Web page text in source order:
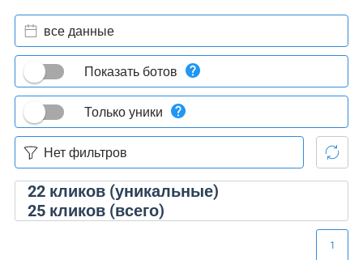
22кликов (уникальные)
25кликов (всего)
все данные
Показать ботов
Только уники
1